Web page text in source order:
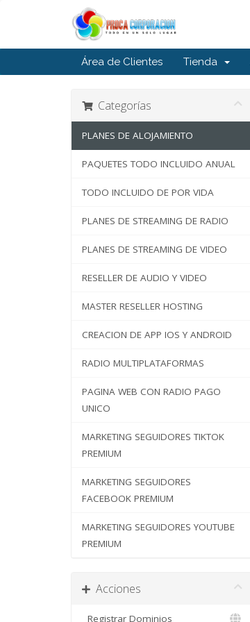
Área de Clientes Tienda
Categorías
PLANES DE ALOJAMIENTO
PAQUETES TODO INCLUIDO ANUAL
TODO INCLUIDO DE POR VIDA
PLANES DE STREAMING DE RADIO
PLANES DE STREAMING DE VIDEO
RESELLER DE AUDIO Y VIDEO
MASTER RESELLER HOSTING
CREACION DE APP IOS Y ANDROID
RADIO MULTIPLATAFORMAS
PAGINA WEB CON RADIO PAGO
UNICO
MARKETING SEGUIDORES TIKTOK
PREMIUM
MARKETING SEGUIDORES
FACEBOOK PREMIUM
MARKETING SEGUIDORES YOUTUBE
PREMIUM
Acciones
Registrar Dominios